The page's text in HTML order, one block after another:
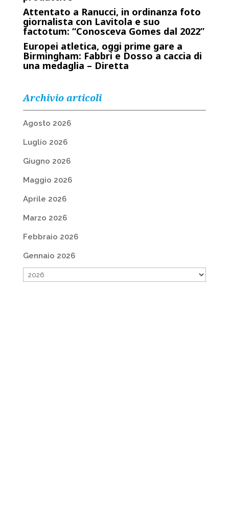
Attentato a Ranucci, in ordinanza foto
giornalista con Lavitola e suo
factotum: “Conosceva Gomes dal 2022”
Europei atletica, oggi prime gare a
Birmingham: Fabbri e Dosso a caccia di
una medaglia – Diretta
Archivio articoli
Agosto 2026
Luglio 2026
Giugno 2026
Maggio 2026
Aprile 2026
Marzo 2026
Febbraio 2026
Gennaio 2026